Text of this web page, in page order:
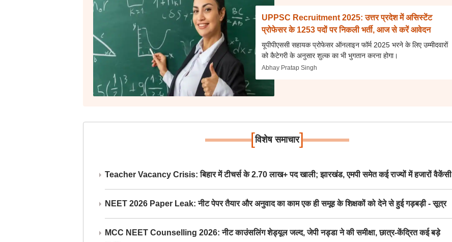
UPPSC Recruitment 2025: उत्तर प्रदेश में असिस्टेंट
प्रोफेसर के 1253 पदों पर निकली भर्ती, आज से करें आवेदन
यूपीपीएससी सहायक प्रोफेसर ऑनलाइन फॉर्म 2025 भरने के लिए उम्मीदवारों
को कैटेगरी के अनुसार शुल्क का भी भुगतान करना होगा।
Abhay Pratap Singh
[विशेष समाचार]
Teacher Vacancy Crisis: बिहार में टीचर्स के 2.70 लाख+ पद खाली; झारखंड, एमपी समेत कई राज्यों में हजारों वैकेंसी
NEET 2026 Paper Leak: नीट पेपर तैयार और अनुवाद का काम एक ही समूह के शिक्षकों को देने से हुई गड़बड़ी - सूत्र
MCC NEET Counselling 2026: नीट काउंसलिंग शेड्यूल जल्द, जेपी नड्डा ने की समीक्षा, छात्र-केंद्रित कई बड़े